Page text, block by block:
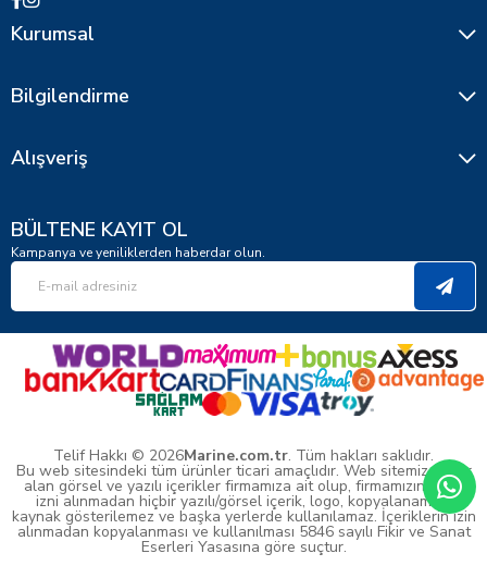
Kurumsal
Bilgilendirme
Alışveriş
BÜLTENE KAYIT OL
Kampanya ve yeniliklerden haberdar olun.
Telif Hakkı © 2026Marine.com.tr. Tüm hakları saklıdır.
Bu web sitesindeki tüm ürünler ticari amaçlıdır. Web sitemizde yer
alan görsel ve yazılı içerikler firmamıza ait olup, firmamızın yazılı
izni alınmadan hiçbir yazılı/görsel içerik, logo, kopyalanamaz,
kaynak gösterilemez ve başka yerlerde kullanılamaz. İçeriklerin izin
alınmadan kopyalanması ve kullanılması 5846 sayılı Fikir ve Sanat
Eserleri Yasasına göre suçtur.